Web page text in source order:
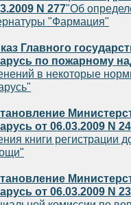
N 277"Об
"Фармация"
Главного
по пожарному
в некоторые
от 06.03.2009 N 24
книги регистрации
от 06.03.2009 N 23